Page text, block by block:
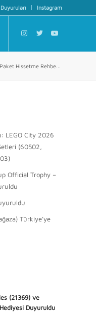
Instagram
Hissetme Rehbe...
LEGO City 2026
(60502,
Official Trophy –
Türkiye’ye
(21369) ve
Duyuruldu